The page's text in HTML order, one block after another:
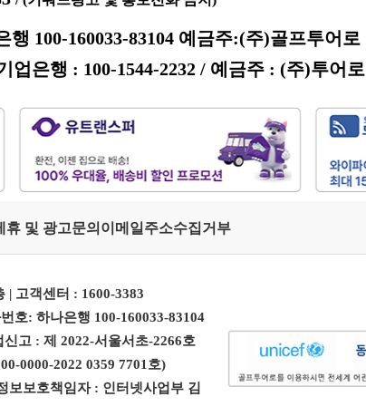
행 100-160033-83104 예금주:(주)골프투어로
업은행 : 100-1544-2232 / 예금주 : (주)투어로
휴 및 광고문의 이메일주소수집거부
| 고객센터 : 1600-3383
호: 하나은행 100-160033-83104
고 : 제 2022-서울서초-2266호
0000-2022 0359 7701호)
보보호책임자 : 인터넷사업부 김